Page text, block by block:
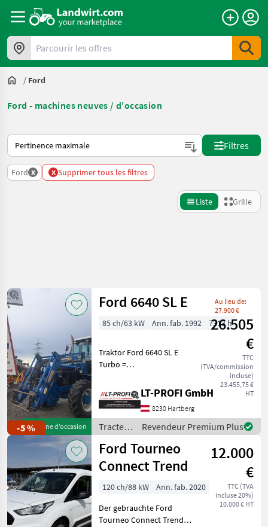
Parcourir les offres
/ Ford
Ford - machines neuves / d'occasion
Voici comment les annonces sont triées sur Landwirt.com
Filtres
Ford x x Supprimer tous les filtres
Liste Grille
Catégorie 1 Pays Filtres
CHEMIN
ACTUEL
Ford
CHOISIR
UNE
CATÉGORIE
matériel agricole
141
voitures particulières / camions / mobylettes
59
matériel de construction
1
MARKETPLACE
Réinitialiser
201
résultats
-5 %Machine d’occasion
Ford 6640 SL E
Au lieu de:
27.900 €
26.505
€
TTC
(TVA/commission
incluse)
23.455,75 €
HT
85 ch/63 kW Ann. fab. 1992 7313 h
Traktor Ford 6640 SL E
Turbo =
inkl. Frontlader Stoll HDPM
10 samt Multikuppler und
3. Funktion - 16/16
Lastschaltgetriebe mit 4-
facher La
LT-PROFI GmbH
8230 Hartberg
Tracteurs
/ Ford
Revendeur Premium Plus
Ford Tourneo
Connect Trend
12.000
€
TTC (TVA
incluse 20%)
10.000 € HT
120 ch/88 kW
Ann. fab. 2020
Der gebrauchte Ford
Tourneo Connect Trend